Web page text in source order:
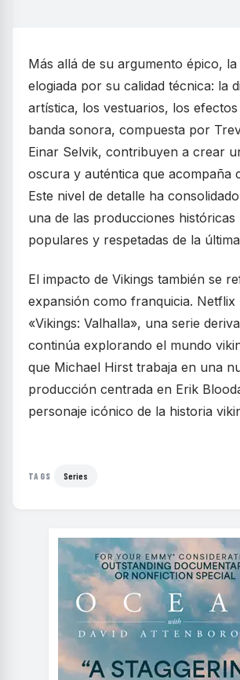
Más allá de su argumento épico, la
elogiada por su calidad técnica: la
artística, los vestuarios, los
banda sonora, compuesta por
Einar Selvik, contribuyen a crear
oscura y auténtica que acompaña
Este nivel de detalle ha
una de las producciones históricas
populares y respetadas de la
El impacto de Vikings también se
expansión como franquicia. Netflix
«Vikings: Valhalla», una serie
continúa explorando el mundo
que Michael Hirst trabaja en una
producción centrada en Erik
personaje icónico de la historia
TAGS Series